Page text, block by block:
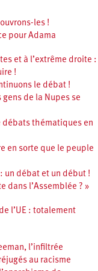
les !
pour Adama
et à l’extrême droite :
!
le débat !
gens de la Nupes se
débats thématiques en
en sorte que le peuple
un débat et un début !
dans l’Assemblée ? »
l’UE : totalement
l’infiltrée
au racisme